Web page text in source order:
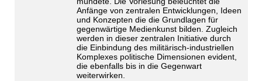
Anfänge von zentralen Entwicklungen, Ideen
und Konzepten die die Grundlagen für
gegenwärtige Medienkunst bilden. Zugleich
werden in dieser zentralen Initiative durch
die Einbindung des militärisch-industriellen
Komplexes politische Dimensionen evident,
die ebenfalls bis in die Gegenwart
weiterwirken.